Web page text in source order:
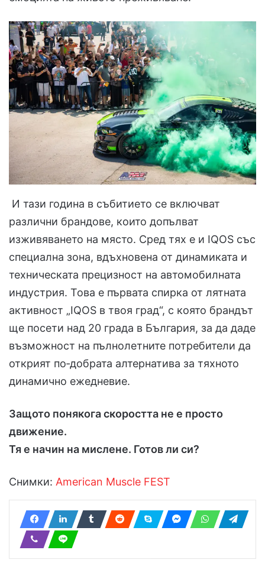
И тази година в събитието се включват
различни брандове, които допълват
изживяването на място. Сред тях е и IQOS със
специална зона, вдъхновена от динамиката и
техническата прецизност на автомобилната
индустрия. Това е първата спирка от лятната
активност „IQOS в твоя град“, с която брандът
ще посети над 20 града в България, за да даде
възможност на пълнолетните потребители да
открият по‑добрата алтернатива за тяхното
динамично ежедневие.
Защото понякога скоростта не е просто
движение.
Тя е начин на мислене. Готов ли си?
Снимки: American Muscle FEST